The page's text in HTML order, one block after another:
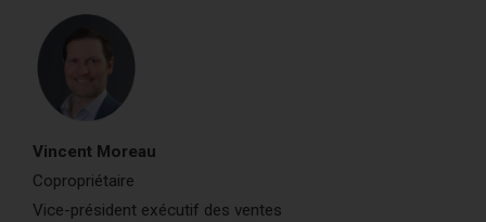
Vincent Moreau
Copropriétaire
Vice-président exécutif des ventes